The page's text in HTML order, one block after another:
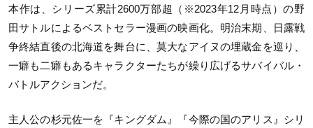
本作は、シリーズ累計2600万部超（※2023年12月時点）の野
田サトルによるベストセラー漫画の映画化。明治末期、日露戦
争終結直後の北海道を舞台に、莫大なアイヌの埋蔵金を巡り、
一癖も二癖もあるキャラクターたちが繰り広げるサバイバル・
バトルアクションだ。
主人公の杉元佐一を『キングダム』『今際の国のアリス』シリ